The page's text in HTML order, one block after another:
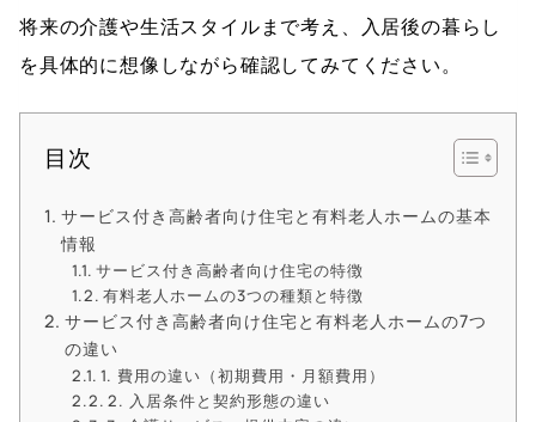
将来の介護や生活スタイルまで考え、入居後の暮らし
を具体的に想像しながら確認してみてください。
目次
サービス付き高齢者向け住宅と有料老人ホームの基本
情報
サービス付き高齢者向け住宅の特徴
有料老人ホームの3つの種類と特徴
サービス付き高齢者向け住宅と有料老人ホームの7つ
の違い
1. 費用の違い（初期費用・月額費用）
2. 入居条件と契約形態の違い